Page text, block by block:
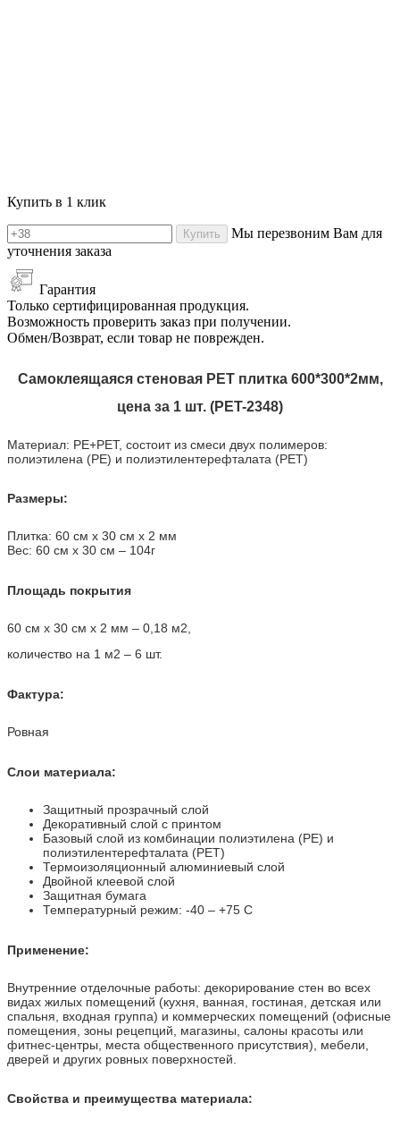
Купить в 1 клик
Купить
Мы перезвоним Вам для
уточнения заказа
Гарантия
Только сертифицированная продукция.
Возможность проверить заказ при получении.
Обмен/Возврат, если товар не поврежден.
Самоклеящаяся стеновая PET плитка 600*300*2мм,
цена за 1 шт. (PET-2348)
Материал: PE+PET, состоит из смеси двух полимеров:
полиэтилена (PE) и полиэтилентерефталата (PET)
Размеры:
Плитка: 60 см х 30 см х 2 мм
Вес: 60 см х 30 см – 104г
Площадь покрытия
60 см х 30 см х 2 мм – 0,18 м2,
количество на 1 м2 – 6 шт.
Фактура:
Ровная
Слои материала:
Защитный прозрачный слой
Декоративный слой с принтом
Базовый слой из комбинации полиэтилена (PE) и
полиэтилентерефталата (PET)
Термоизоляционный алюминиевый слой
Двойной клеевой слой
Защитная бумага
Температурный режим: -40 – +75 С
Применение:
Внутренние отделочные работы: декорирование стен во всех
видах жилых помещений (кухня, ванная, гостиная, детская или
спальня, входная группа) и коммерческих помещений (офисные
помещения, зоны рецепций, магазины, салоны красоты или
фитнес-центры, места общественного присутствия), мебели,
дверей и других ровных поверхностей.
Свойства и преимущества материала: